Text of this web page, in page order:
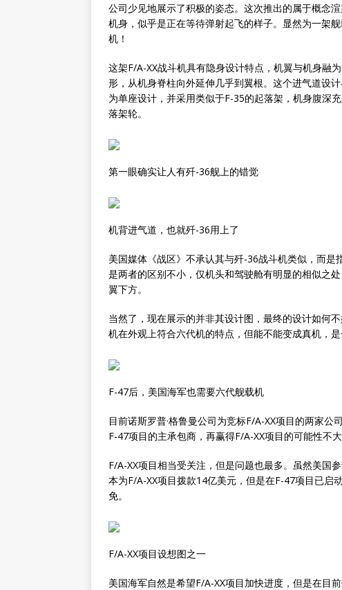
公司少见地展示了积极的姿态。这次推出的属于概念
机身，似乎是正在等待弹射起飞的样子。显然为一架
机！
这架F/A-XX战斗机具有隐身设计特点，机翼与机身融
形，从机身脊柱向外延伸几乎到翼根。这个进气道设
为单座设计，并采用类似于F-35的起落架，机身腹深
落架轮。
第一眼确实让人有歼-36舰上的错觉
机背进气道，也就歼-36用上了
美国媒体《战区》不承认其与歼-36战斗机类似，而
是两者的区别不小，仅机头和驾驶舱有明显的相似之
翼下方。
当然了，现在展示的并非其设计图，最终的设计如何
机在外观上符合六代机的特点，但能不能变成真机，是
F-47后，美国海军也需要六代舰载机
目前诺斯罗普·格鲁曼公司为竞标F/A-XX项目的两家
F-47项目的主承包商，再赢得F/A-XX项目的可能性不大
F/A-XX项目相当受关注，但是问题也最多。虽然美国
本为F/A-XX项目拨款14亿美元，但是在F-47项目已启
免。
F/A-XX项目设想图之一
美国海军自然是希望F/A-XX项目加快进度，但是在目